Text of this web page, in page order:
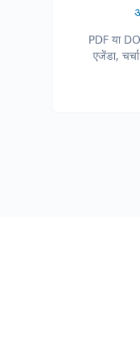
PDF या
एजेंडा,